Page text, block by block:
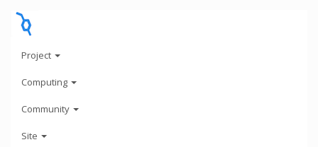
Project
Computing
Community
Site